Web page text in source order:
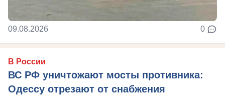
09.08.2026 0
В России
ВС РФ уничтожают мосты противника:
Одессу отрезают от снабжения